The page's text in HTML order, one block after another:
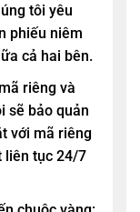
tôi yêu
phiếu niêm
cả hai bên.
riêng và
sẽ bảo quản
với mã riêng
liên tục 24/7